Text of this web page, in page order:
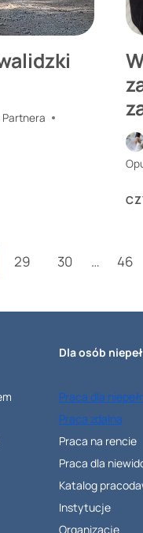
29 30 … 46
Dla osób
Praca dla
Praca zdalna
Praca na rencie
Praca dla
Katalog
Instytucje
Organizacje